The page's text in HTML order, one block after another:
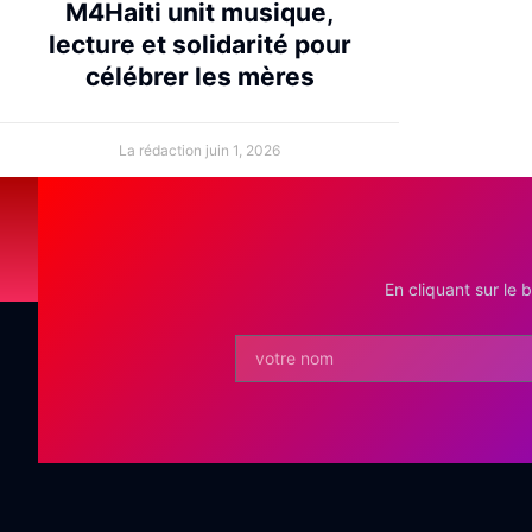
M4Haiti unit musique,
lecture et solidarité pour
célébrer les mères
La rédaction juin 1, 2026
En cliquant sur le